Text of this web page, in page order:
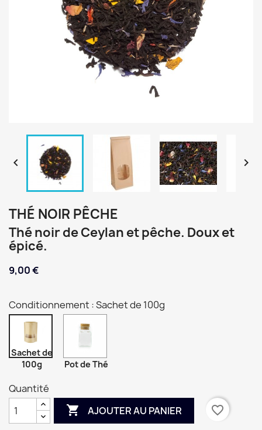
 
THÉ NOIR PÊCHE
Thé noir de Ceylan et pêche. Doux et
épicé.
9,00 €
Conditionnement : Sachet de 100g
Sachet de
100g
Pot de Thé
Quantité
 AJOUTER AU PANIER favorite_border